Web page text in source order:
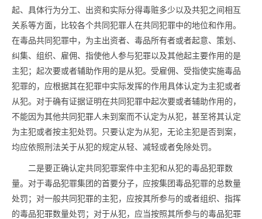
起、具体行为分工、出资和实际分得毒赃多少以及共犯之间相互
关系等方面，比较各个共同犯罪人在共同犯罪中的地位和作用。
在毒品共同犯罪中，为主出资者、 毒品所有者或者起意、策划、
纠集、组织、雇佣、指使他人参与犯罪以及其他起主要作用的是
主犯；起次要或者辅助作用的是从犯。受雇佣、受指使实施毒品
犯罪的，应根据其在犯罪中实际发挥的作用具体认定为主犯或者
从犯。对于确有证据证明在共同犯罪中起次要或者辅助作用的，
不能因为其他共同犯罪人未到案而不认定为从犯，甚至将其认定
为主犯或者按主犯处罚。只要认定为从犯，无论主犯是否到案，
均应依照刑法关于从犯的规定从轻、减轻或者免除处罚。
二是要正确认定共同犯罪案件中主犯和从犯的毒品犯罪数
量。对于毒品犯罪集团的首要分子，应按集团毒品犯罪的总数量
处罚；对一般共同犯罪的主犯，应按其所参与的或者组织、指挥
的毒品犯罪数量处罚；对于从犯，应当按照其所参与的毒品犯罪